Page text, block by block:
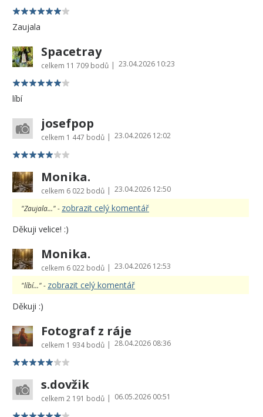
Zaujala
Spacetray
celkem 11 709 bodů 23.04.2026 10:23
líbí
josefpop
celkem 1 447 bodů 23.04.2026 12:02
Monika.
celkem 6 022 bodů
23.04.2026 12:50
"Zaujala..." - zobrazit celý komentář
Děkuji velice! :)
Monika.
celkem 6 022 bodů
23.04.2026 12:53
"líbí..." - zobrazit celý komentář
Děkuji :)
Fotograf z ráje
celkem 1 934 bodů 28.04.2026 08:36
s.dovžik
celkem 2 191 bodů 06.05.2026 00:51